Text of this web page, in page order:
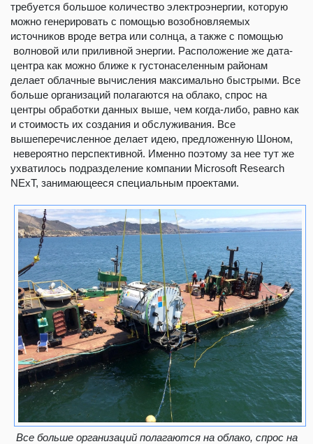
требуется большое количество электроэнергии, которую
можно генерировать с помощью возобновляемых
источников вроде ветра или солнца, а также с помощью
волновой или приливной энергии. Расположение же дата-
центра как можно ближе к густонаселенным районам
делает облачные вычисления максимально быстрыми. Все
больше организаций полагаются на облако, спрос на
центры обработки данных выше, чем когда-либо, равно как
и стоимость их создания и обслуживания. Все
вышеперечисленное делает идею, предложенную Шоном,
невероятно перспективной. Именно поэтому за нее тут же
ухватилось подразделение компании Microsoft Research
NExT, занимающееся специальным проектами.
Все больше организаций полагаются на облако, спрос на